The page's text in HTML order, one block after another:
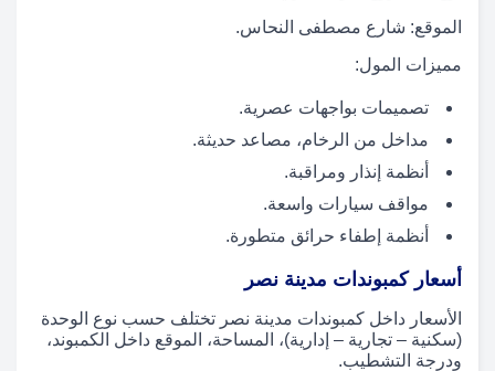
الموقع: شارع مصطفى النحاس.
مميزات المول:
تصميمات بواجهات عصرية.
مداخل من الرخام، مصاعد حديثة.
أنظمة إنذار ومراقبة.
مواقف سيارات واسعة.
أنظمة إطفاء حرائق متطورة.
أسعار كمبوندات مدينة نصر
الأسعار داخل كمبوندات مدينة نصر تختلف حسب نوع الوحدة
(سكنية – تجارية – إدارية)، المساحة، الموقع داخل الكمبوند،
ودرجة التشطيب.